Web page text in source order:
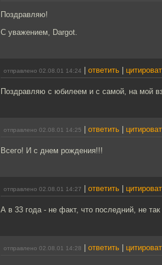
Поздравляю!
С уважением, Dargot.
отправлено 02.08.01 14:24 ответить
Поздравляю с юбилеем и с самой, на мой
отправлено 02.08.01 14:25 ответить
Всего! И с днем рождения!!!
отправлено 02.08.01 14:27 ответить
А в 33 года - не факт, что последний, не
отправлено 02.08.01 14:28 ответить